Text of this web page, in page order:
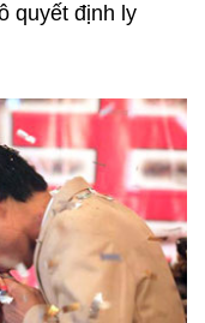
quyết định ly